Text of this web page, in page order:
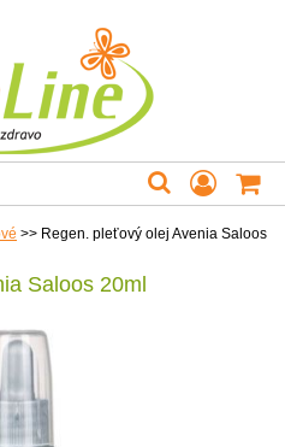
>> Regen. pleťový olej Avenia Saloos
Saloos 20ml